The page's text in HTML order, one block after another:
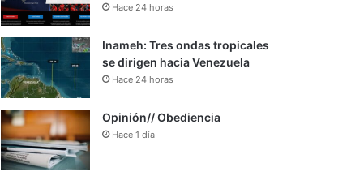
Hace 24 horas
Inameh: Tres ondas tropicales
se dirigen hacia Venezuela
Hace 24 horas
Opinión// Obediencia
Hace 1 día